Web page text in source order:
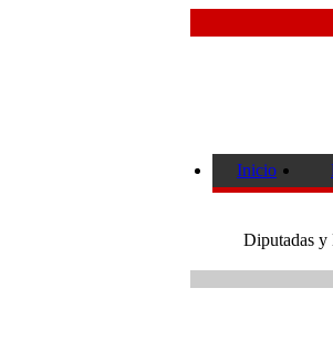
Inicio
Diputadas y